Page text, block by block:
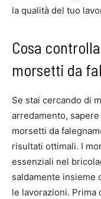
la qualità del tuo
Cosa
morsetti da
Se stai cercando di
arredamento,
morsetti da
risultati ottimali. I
essenziali nel
saldamente insieme
le lavorazioni.